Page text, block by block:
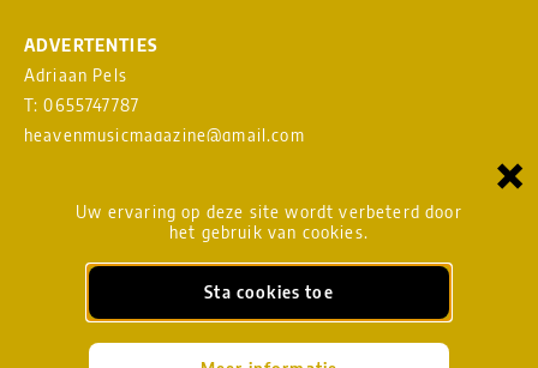
Uw ervaring op deze site wordt verbeterd door
het gebruik van cookies.
Sta cookies toe
×
ADVERTENTIES
Adriaan Pels
T: 0655747787
heavenmusicmagazine@gmail.com
BLADMANAGEMENT